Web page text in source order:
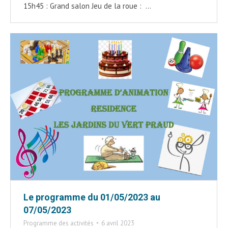
15h45 : Grand salon Jeu de la roue : …
Le programme du 01/05/2023 au
07/05/2023
Programme des activités 6 avril 2023